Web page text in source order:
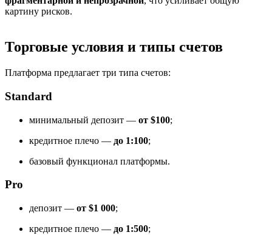
картину рисков.
Торговые условия и типы счетов
Платформа предлагает три типа счетов:
Standard
минимальный депозит — от $100;
кредитное плечо — до 1:100;
базовый функционал платформы.
Pro
депозит — от $1 000;
кредитное плечо — до 1:500;